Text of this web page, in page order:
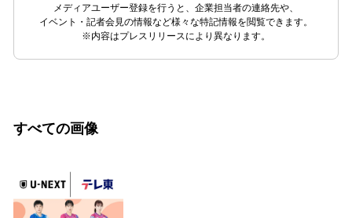
メディアユーザー登録を行うと、企業担当者の連絡先や、
イベント・記者会見の情報など様々な特記情報を閲覧できます。
※内容はプレスリリースにより異なります。
すべての画像